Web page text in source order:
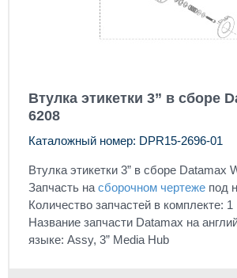
Втулка этикетки 3” в сборе
6208
Каталожный номер: DPR15-2696-01
Втулка этикетки 3” в сборе Datamax
Запчасть на сборочном чертеже под
Количество запчастей в комплекте: 1
Название запчасти Datamax на
языке: Assy, 3” Media Hub